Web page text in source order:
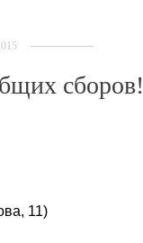
сборов!
11)